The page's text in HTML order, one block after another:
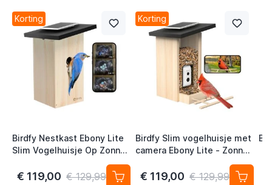
Korting
Birdfy Nestkast Ebony Lite
Slim Vogelhuisje Op Zonne-
energie met Camera en AI-
Vogelherkenning
€ 119,00 € 129,99
Korting
Birdfy Slim vogelhuisje met
camera Ebony Lite - Zonne-
vogelherkenning
€ 119,00 € 129,99